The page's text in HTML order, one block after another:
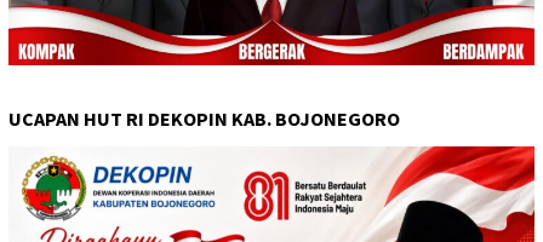
UCAPAN HUT RI DEKOPIN KAB. BOJONEGORO